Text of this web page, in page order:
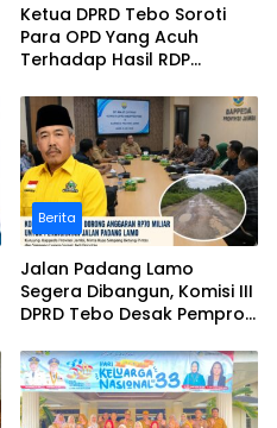
Ketua DPRD Tebo Soroti
Para OPD Yang Acuh
Terhadap Hasil RDP
Pamuatan
Berita
Jalan Padang Lamo
Segera Dibangun, Komisi III
DPRD Tebo Desak Pemprov
Anggaran Rp70 Miliar